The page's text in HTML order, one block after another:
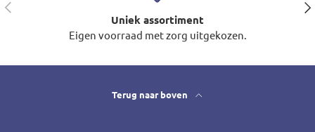
Vorige
Uniek assortiment
Eigen voorraad met zorg uitgekozen.
Terug naar boven